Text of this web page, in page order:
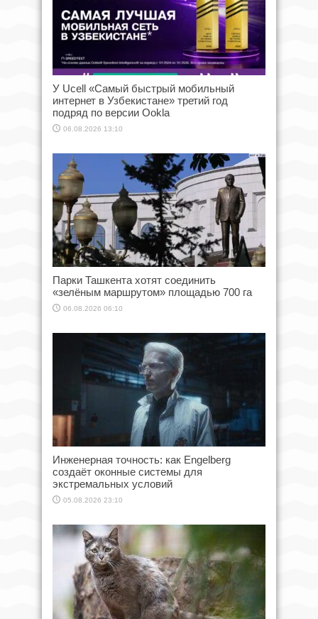
У Ucell «Самый быстрый мобильный
интернет в Узбекистане» третий год
подряд по версии Ookla
06.08.2026 13:10
Парки Ташкента хотят соединить
«зелёным маршрутом» площадью 700 га
06.08.2026 06:10
Инженерная точность: как Engelberg
создаёт оконные системы для
экстремальных условий
05.08.2026 23:10